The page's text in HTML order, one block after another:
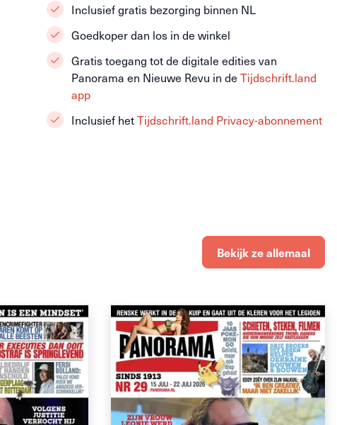
Inclusief gratis bezorging binnen NL
Goedkoper dan los in de winkel
Gratis toegang tot de digitale edities van
Panorama en Nieuwe Revu in de Tijdschrift.land
app
Inclusief hetTijdschrift.land Privacy-abonnement
Bekijk ze allemaal